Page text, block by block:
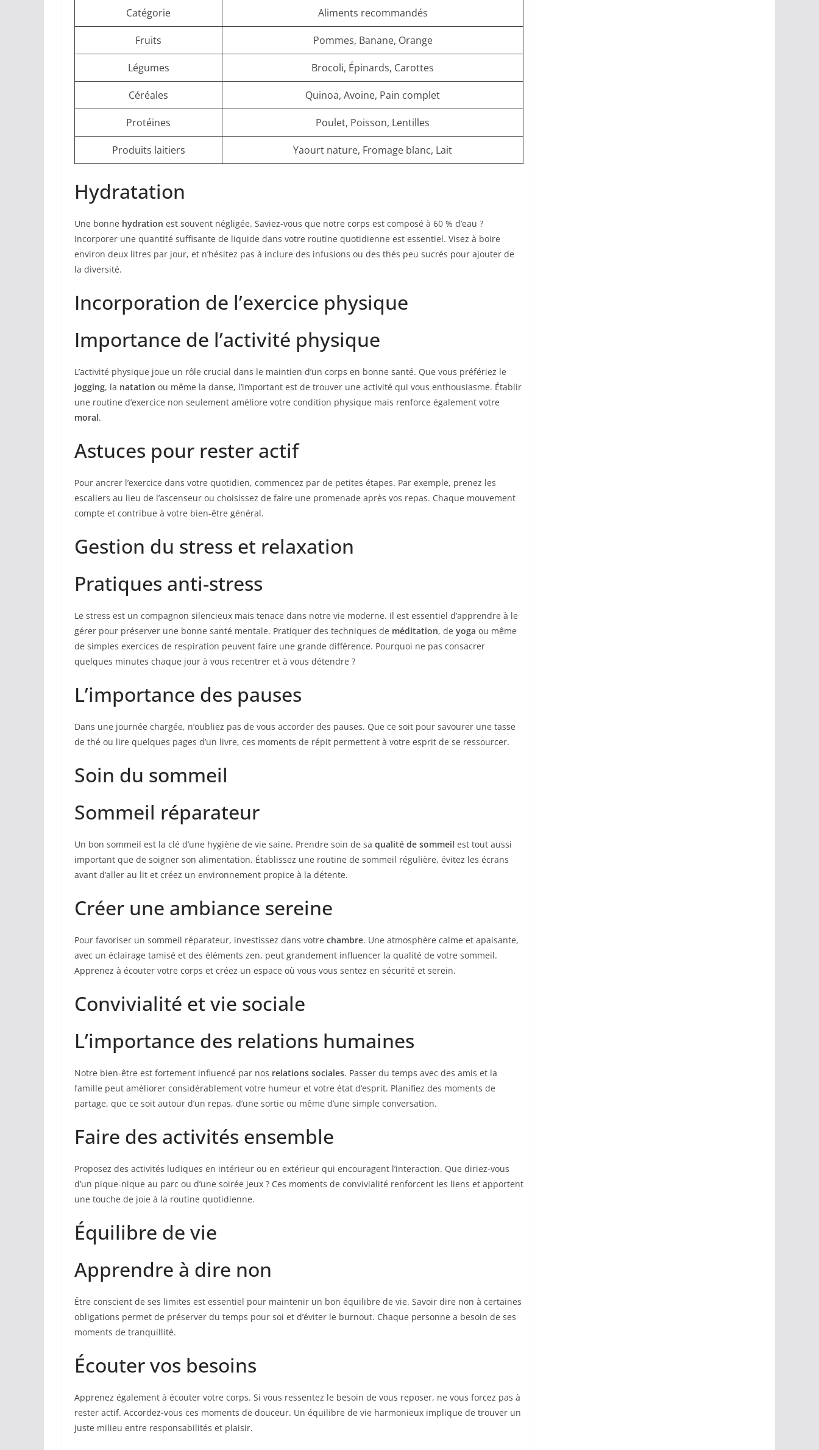
Catégorie Aliments recommandés
Fruits Pommes, Banane, Orange
Légumes Brocoli, Épinards, Carottes
Céréales Quinoa, Avoine, Pain complet
Protéines Poulet, Poisson, Lentilles
Produits laitiers Yaourt nature, Fromage blanc, Lait
Hydratation
Une bonne hydration est souvent négligée. Saviez-vous que notre corps est composé à 60 % d’eau ?
Incorporer une quantité suffisante de liquide dans votre routine quotidienne est essentiel. Visez à boire
environ deux litres par jour, et n’hésitez pas à inclure des infusions ou des thés peu sucrés pour ajouter de
la diversité.
Incorporation de l’exercice physique
Importance de l’activité physique
L’activité physique joue un rôle crucial dans le maintien d’un corps en bonne santé. Que vous préfériez le
jogging, la natation ou même la danse, l’important est de trouver une activité qui vous enthousiasme. Établir
une routine d’exercice non seulement améliore votre condition physique mais renforce également votre
moral.
Astuces pour rester actif
Pour ancrer l’exercice dans votre quotidien, commencez par de petites étapes. Par exemple, prenez les
escaliers au lieu de l’ascenseur ou choisissez de faire une promenade après vos repas. Chaque mouvement
compte et contribue à votre bien-être général.
Gestion du stress et relaxation
Pratiques anti-stress
Le stress est un compagnon silencieux mais tenace dans notre vie moderne. Il est essentiel d’apprendre à le
gérer pour préserver une bonne santé mentale. Pratiquer des techniques de méditation, de yoga ou même
de simples exercices de respiration peuvent faire une grande différence. Pourquoi ne pas consacrer
quelques minutes chaque jour à vous recentrer et à vous détendre ?
L’importance des pauses
Dans une journée chargée, n’oubliez pas de vous accorder des pauses. Que ce soit pour savourer une tasse
de thé ou lire quelques pages d’un livre, ces moments de répit permettent à votre esprit de se ressourcer.
Soin du sommeil
Sommeil réparateur
Un bon sommeil est la clé d’une hygiène de vie saine. Prendre soin de sa qualité de sommeil est tout aussi
important que de soigner son alimentation. Établissez une routine de sommeil régulière, évitez les écrans
avant d’aller au lit et créez un environnement propice à la détente.
Créer une ambiance sereine
Pour favoriser un sommeil réparateur, investissez dans votre chambre. Une atmosphère calme et apaisante,
avec un éclairage tamisé et des éléments zen, peut grandement influencer la qualité de votre sommeil.
Apprenez à écouter votre corps et créez un espace où vous vous sentez en sécurité et serein.
Convivialité et vie sociale
L’importance des relations humaines
Notre bien-être est fortement influencé par nos relations sociales. Passer du temps avec des amis et la
famille peut améliorer considérablement votre humeur et votre état d’esprit. Planifiez des moments de
partage, que ce soit autour d’un repas, d’une sortie ou même d’une simple conversation.
Faire des activités ensemble
Proposez des activités ludiques en intérieur ou en extérieur qui encouragent l’interaction. Que diriez-vous
d’un pique-nique au parc ou d’une soirée jeux ? Ces moments de convivialité renforcent les liens et apportent
une touche de joie à la routine quotidienne.
Équilibre de vie
Apprendre à dire non
Être conscient de ses limites est essentiel pour maintenir un bon équilibre de vie. Savoir dire non à certaines
obligations permet de préserver du temps pour soi et d’éviter le burnout. Chaque personne a besoin de ses
moments de tranquillité.
Écouter vos besoins
Apprenez également à écouter votre corps. Si vous ressentez le besoin de vous reposer, ne vous forcez pas à
rester actif. Accordez-vous ces moments de douceur. Un équilibre de vie harmonieux implique de trouver un
juste milieu entre responsabilités et plaisir.